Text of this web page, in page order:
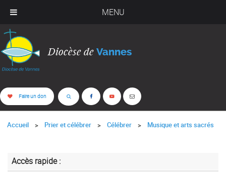
MENU
Diocèse de Vannes
Faire un don
Accueil Prier et célébrer Célébrer Musique et arts sacrés
Accès rapide :